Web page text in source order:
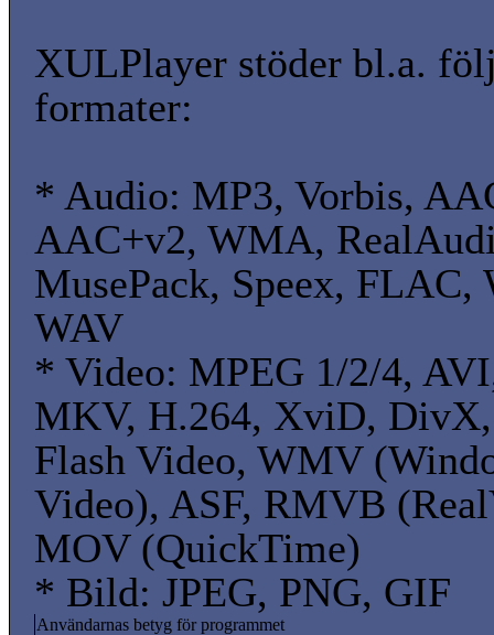
XULPlayer stöder bl.a.
formater:
* Audio: MP3, Vorbis,
AAC+v2, WMA,
MusePack, Speex, FLAC,
WAV
* Video: MPEG 1/2/4,
MKV, H.264, XviD, DivX,
Flash Video, WMV
Video), ASF, RMVB
MOV (QuickTime)
* Bild: JPEG, PNG, GIF
Användarnas betyg för programmet